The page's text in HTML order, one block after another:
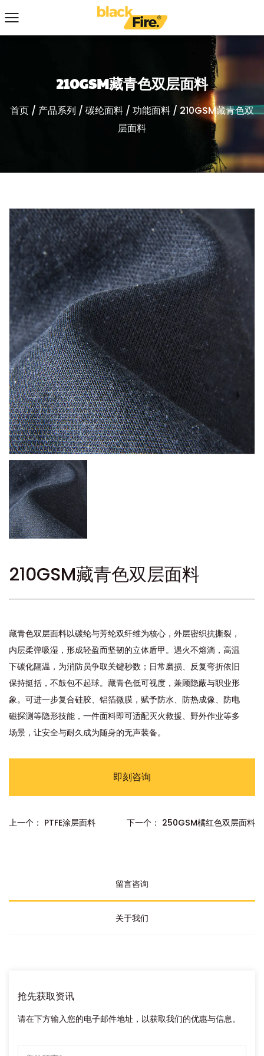
210GSM藏青色双层面料
首页 / 产品系列 / 碳纶面料 / 功能面料 / 210GSM藏青色双
层面料
210GSM藏青色双层面料
藏青色双层面料以碳纶与芳纶双纤维为核心，外层密织抗撕裂，
内层柔弹吸湿，形成轻盈而坚韧的立体盾甲。遇火不熔滴，高温
下碳化隔温，为消防员争取关键秒数；日常磨损、反复弯折依旧
保持挺括，不鼓包不起球。藏青色低可视度，兼顾隐蔽与职业形
象。可进一步复合硅胶、铝箔微膜，赋予防水、防热成像、防电
磁探测等隐形技能，一件面料即可适配灭火救援、野外作业等多
场景，让安全与耐久成为随身的无声装备。
即刻咨询
上一个： PTFE涂层面料 下一个： 250GSM橘红色双层面料
留言咨询
关于我们
抢先获取资讯
请在下方输入您的电子邮件地址，以获取我们的优惠与信息。